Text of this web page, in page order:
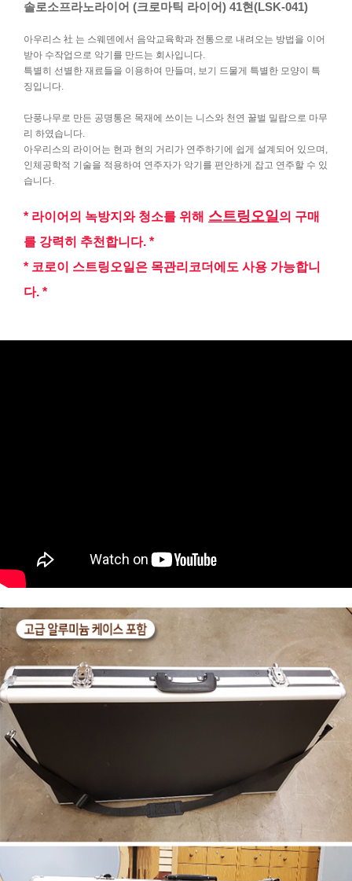
솔로소프라노라이어 (크로마틱 라이어) 41현(LSK-041)
아우리스 社 는 스웨덴에서 음악교육학과 전통으로 내려오는 방법을 이어
받아 수작업으로 악기를 만드는 회사입니다.
특별히 선별한 재료들을 이용하여 만들며, 보기 드물게 특별한 모양이 특
징입니다.
단풍나무로 만든 공명통은 목재에 쓰이는 니스와 천연 꿀벌 밀랍으로 마무
리 하였습니다.
아우리스의 라이어는 현과 현의 거리가 연주하기에 쉽게 설계되어 있으며,
인체공학적 기술을 적용하여 연주자가 악기를 편안하게 잡고 연주할 수 있
습니다.
* 라이어의 녹방지와 청소를 위해 스트링오일 의 구매
를 강력히 추천합니다. *
* 코로이 스트링오일은 목관리코더에도 사용 가능합니
다. *